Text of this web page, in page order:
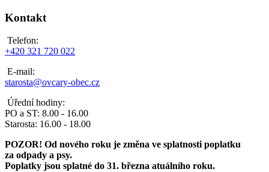
Kontakt
Telefon:
+420 321 720 022
E-mail:
starosta@ovcary-obec.cz
Úřední hodiny:
PO a ST: 8.00 - 16.00
Starosta: 16.00 - 18.00
POZOR! Od nového roku je změna ve splatnosti poplatku
za odpady a psy.
Poplatky jsou splatné do 31. března atuálního roku.